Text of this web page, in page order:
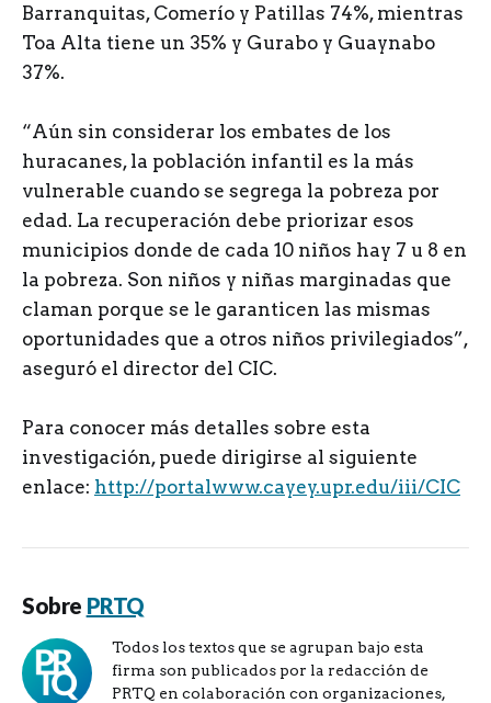
Barranquitas, Comerío y Patillas 74%, mientras
Toa Alta tiene un 35% y Gurabo y Guaynabo
37%.
“Aún sin considerar los embates de los
huracanes, la población infantil es la más
vulnerable cuando se segrega la pobreza por
edad. La recuperación debe priorizar esos
municipios donde de cada 10 niños hay 7 u 8 en
la pobreza. Son niños y niñas marginadas que
claman porque se le garanticen las mismas
oportunidades que a otros niños privilegiados”,
aseguró el director del CIC.
Para conocer más detalles sobre esta
investigación, puede dirigirse al siguiente
enlace: http://portalwww.cayey.upr.edu/iii/CIC
Sobre PRTQ
Todos los textos que se agrupan bajo esta
firma son publicados por la redacción de
PRTQ en colaboración con organizaciones,